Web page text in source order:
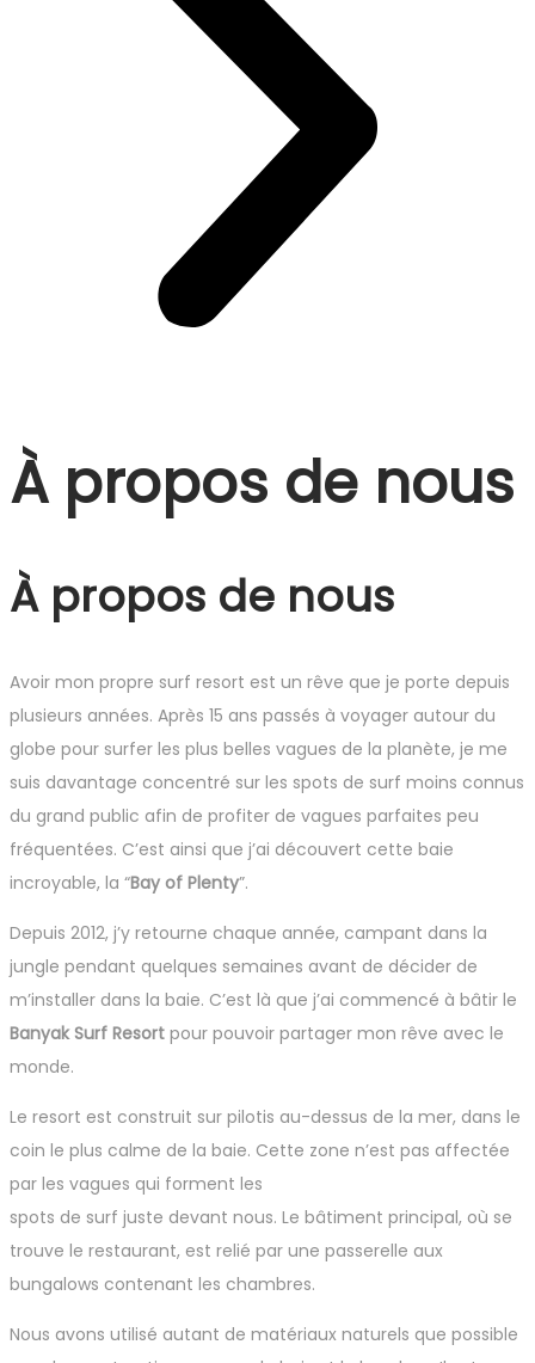
À propos de nous
À propos de nous
Avoir mon propre surf resort est un rêve que je porte depuis
plusieurs années. Après 15 ans passés à voyager autour du
globe pour surfer les plus belles vagues de la planète, je me
suis davantage concentré sur les spots de surf moins connus
du grand public afin de profiter de vagues parfaites peu
fréquentées. C’est ainsi que j’ai découvert cette baie
incroyable, la “Bay of Plenty”.
Depuis 2012, j’y retourne chaque année, campant dans la
jungle pendant quelques semaines avant de décider de
m’installer dans la baie. C’est là que j’ai commencé à bâtir le
Banyak Surf Resort pour pouvoir partager mon rêve avec le
monde.
Le resort est construit sur pilotis au-dessus de la mer, dans le
coin le plus calme de la baie. Cette zone n’est pas affectée
par les vagues qui forment les
spots de surf juste devant nous. Le bâtiment principal, où se
trouve le restaurant, est relié par une passerelle aux
bungalows contenant les chambres.
Nous avons utilisé autant de matériaux naturels que possible